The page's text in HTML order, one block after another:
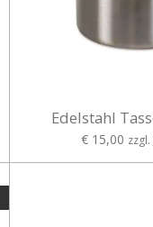
Edelstahl
€ 15,00 zzgl.